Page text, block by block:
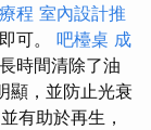
程 室內設計推
可。 吧檯桌 成
時間清除了油
顯，並防止光衰
有助於再生，